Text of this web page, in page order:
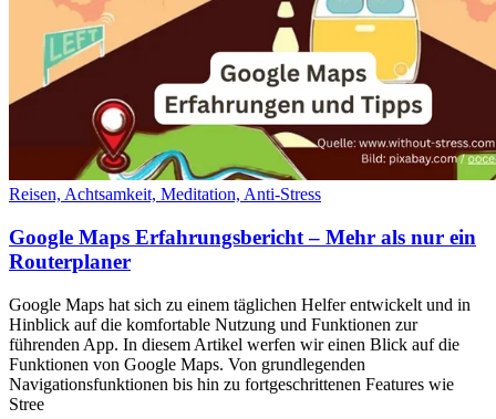
Reisen, Achtsamkeit, Meditation, Anti-Stress
Google Maps Erfahrungsbericht – Mehr als nur ein
Routerplaner
Google Maps hat sich zu einem täglichen Helfer entwickelt und in
Hinblick auf die komfortable Nutzung und Funktionen zur
führenden App. In diesem Artikel werfen wir einen Blick auf die
Funktionen von Google Maps. Von grundlegenden
Navigationsfunktionen bis hin zu fortgeschrittenen Features wie
Stree